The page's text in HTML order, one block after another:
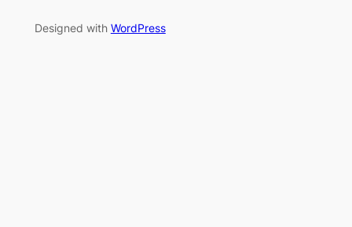
Designed with WordPress